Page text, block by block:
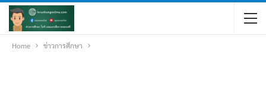
Home ข่าวการศึกษา